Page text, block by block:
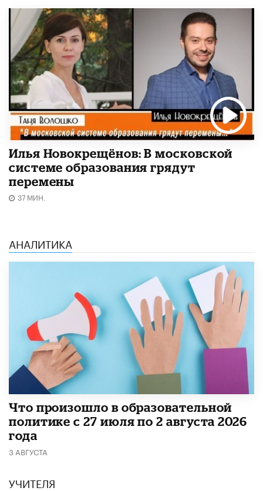
Илья Новокрещёнов: В московской
системе образования грядут
перемены
37 МИН.
АНАЛИТИКА
​Что произошло в образовательной
политике с 27 июля по 2 августа 2026
года
3 АВГУСТА
УЧИТЕЛЯ